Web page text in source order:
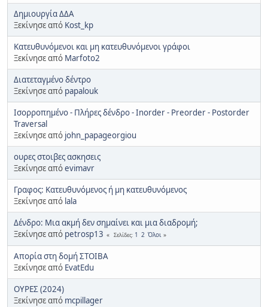
Δημιουργία ΔΔΑ
Ξεκίνησε από Kost_kp
Κατευθυνόμενοι και μη κατευθυνόμενοι γράφοι
Ξεκίνησε από Marfoto2
Διατεταγμένο δέντρο
Ξεκίνησε από papalouk
Ισορροπημένο - Πλήρες δένδρο - Inorder - Preorder - Postorder
Traversal
Ξεκίνησε από john_papageorgiou
ουρες στοιβες ασκησεις
Ξεκίνησε απόevimavr
Γραφος: Κατευθυνόμενος ή μη κατευθυνόμενος
Ξεκίνησε από lala
Δένδρο: Μια ακμή δεν σημαίνει και μια διαδρομή;
Ξεκίνησε από petrosp13 Σελίδες 1 2 Όλοι
Απορία στη δομή ΣΤΟΙΒΑ
Ξεκίνησε από EvatEdu
ΟΥΡΕΣ (2024)
Ξεκίνησε από mcpillager